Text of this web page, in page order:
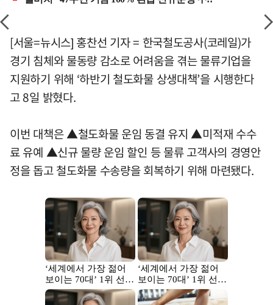
[서울=뉴시스] 홍찬선 기자 = 한국철도공사(코레일)가
경기 침체와 물동량 감소로 어려움을 겪는 물류기업을
지원하기 위해 ‘하반기 철도화물 상생대책’을 시행한다
고 8일 밝혔다.
이번 대책은 ▲철도화물 운임 동결 유지 ▲미적재 수수
료 유예 ▲신규 물량 운임 할인 등 물류 고객사의 경영안
정을 돕고 철도화물 수송량을 회복하기 위해 마련됐다.